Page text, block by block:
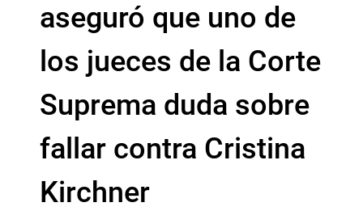
aseguró que uno de
los jueces de la Corte
Suprema duda sobre
fallar contra Cristina
Kirchner